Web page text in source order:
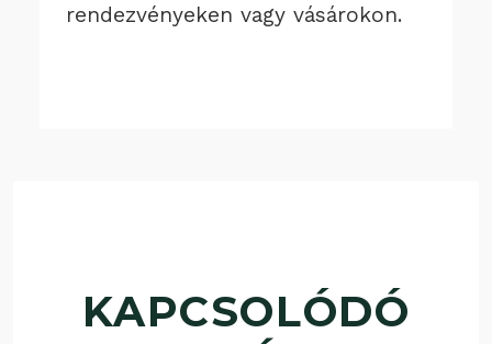
rendezvényeken vagy vásárokon.
KAPCSOLÓDÓ